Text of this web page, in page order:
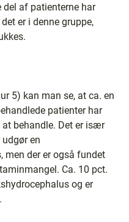
del af patienterne har
er i denne gruppe,
5) kan man se, at ca. en
patienter har
behandle. Det er især
en
men der er også fundet
Ca. 10 pct.
og er